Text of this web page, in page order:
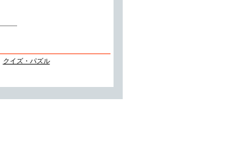
クイズ・パズル